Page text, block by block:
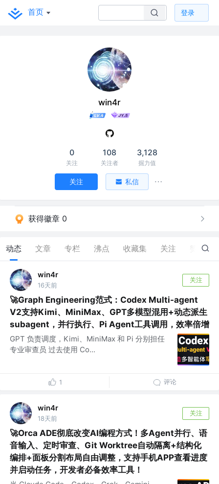
首页 登录
win4r
0
关注
108
关注者
3,128
掘力值
关注 私信
获得徽章 0
动态 文章 专栏 沸点 收藏集 关注 0
win4r
16天前
关注
🚀Graph Engineering范式：Codex Multi-agent
V2支持Kimi、MiniMax、GPT多模型混用+动态派生
subagent，并行执行、Pi Agent工具调用，效率倍增
GPT 负责调度，Kimi、MiniMax 和 Pi 分别担任
专业审查员 过去使用 Co...
1 评论
win4r
18天前
关注
🚀Orca ADE彻底改变AI编程方式！多Agent并行、语
音输入、定时审查、Git Worktree自动隔离+结构化
编排+面板分割布局自由调整，支持手机APP查看进度
并启动任务，开发者必备效率工具！